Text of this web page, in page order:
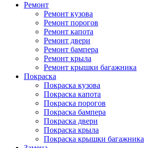
Ремонт
Ремонт кузова
Ремонт порогов
Ремонт капота
Ремонт двери
Ремонт бампера
Ремонт крыла
Ремонт крышки багажника
Покраска
Покраска кузова
Покраска капота
Покраска порогов
Покраска бампера
Покраска двери
Покраска крыла
Покраска крышки багажника